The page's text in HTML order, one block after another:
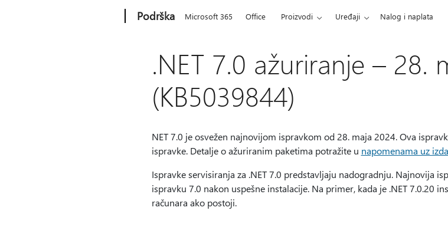
Podrška Microsoft 365 Office Proizvodi Uređaji Nalog i naplata
.NET 7.0 ažuriranje – 28.
(KB5039844)
NET 7.0 je osvežen najnovijom ispravkom od 28. maja 2024. Ova
ispravke. Detalje o ažuriranim paketima potražite u napomenama uz
Ispravke servisiranja za .NET 7.0 predstavljaju nadogradnju. Najnovija
ispravku 7.0 nakon uspešne instalacije. Na primer, kada je .NET 7.0.20
računara ako postoji.